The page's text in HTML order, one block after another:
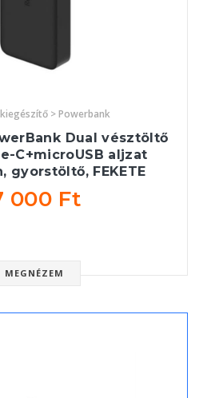
> Powerbank
Dual vésztöltő
C+microUSB aljzat
gyorstöltő, FEKETE
000 Ft
MEGNÉZEM